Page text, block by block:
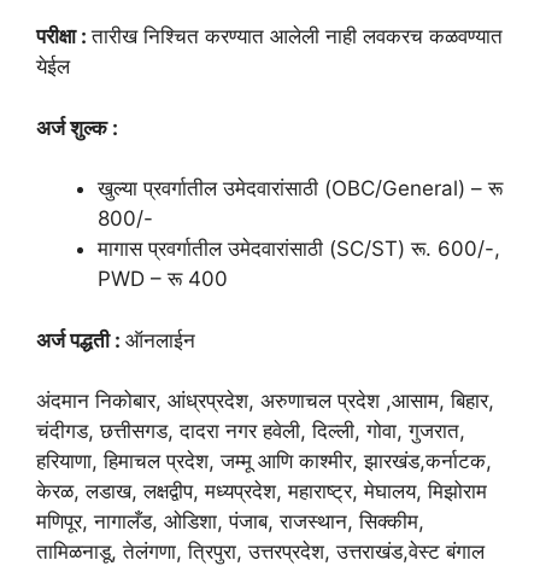
परीक्षा :तारीख निश्चित करण्यात आलेली नाही लवकरच कळवण्यात
येईल
अर्ज शुल्क :
खुल्या प्रवर्गातील उमेदवारांसाठी (OBC/General) – रू
800/-
मागास प्रवर्गातील उमेदवारांसाठी (SC/ST) रू. 600/-,
PWD – रू 400
अर्ज पद्धती : ऑनलाईन
अंदमान निकोबार, आंध्रप्रदेश, अरुणाचल प्रदेश ,आसाम, बिहार,
चंदीगड, छत्तीसगड, दादरा नगर हवेली, दिल्ली, गोवा, गुजरात,
हरियाणा, हिमाचल प्रदेश, जम्मू आणि काश्मीर, झारखंड,कर्नाटक,
केरळ, लडाख, लक्षद्वीप, मध्यप्रदेश, महाराष्ट्र, मेघालय, मिझोराम
मणिपूर, नागालँड, ओडिशा, पंजाब, राजस्थान, सिक्कीम,
तामिळनाडू, तेलंगणा, त्रिपुरा, उत्तरप्रदेश, उत्तराखंड,वेस्ट बंगाल